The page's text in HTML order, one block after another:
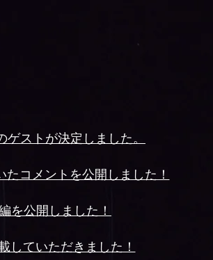
ゲストが決定しました。
コメントを公開しました！
を公開しました！
していただきました！